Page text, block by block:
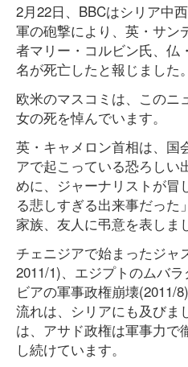
2月22日、BBCはシリア中
軍の砲撃により、英・サン
者マリー・コルビン氏、仏
名が死亡したと報じました。
欧米のマスコミは、このニ
女の死を悼んでいます。
英・キャメロン首相は、国
アで起こっている恐ろしい
めに、ジャーナリストが冒
る悲しすぎる出来事だっ
家族、友人に弔意を表しま
チェニジアで始まったジャ
2011/1)、エジプトのムバ
ビアの軍事政権崩壊(2011/
流れは、シリアにも及びま
は、アサド政権は軍事力で
し続けています。